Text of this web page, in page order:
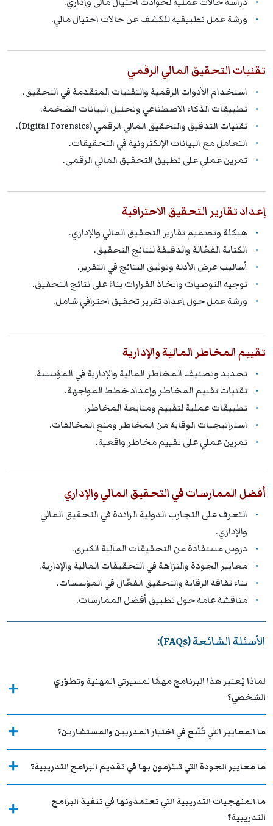
ورشة عمل تطبيقية للكشف عن حالات احتيال مالي.
تقنيات التحقيق المالي الرقمي
استخدام الأدوات الرقمية والتقنيات المتقدمة في التحقيق.
تطبيقات الذكاء الاصطناعي وتحليل البيانات الضخمة.
تقنيات التدقيق والتحقيق المالي الرقمي (Digital Forensics).
التعامل مع البيانات الإلكترونية في التحقيقات.
تمرين عملي على تطبيق التحقيق المالي الرقمي.
إعداد تقارير التحقيق الاحترافية
هيكلة وتصميم تقارير التحقيق المالي والإداري.
الكتابة الفعّالة والدقيقة لنتائج التحقيق.
أساليب عرض الأدلة وتوثيق النتائج في التقرير.
توجيه التوصيات واتخاذ القرارات بناءً على نتائج التحقيق.
ورشة عمل حول إعداد تقرير تحقيق احترافي شامل.
تقييم المخاطر المالية والإدارية
تحديد وتصنيف المخاطر المالية والإدارية في المؤسسة.
تقنيات تقييم المخاطر وإعداد خطط المواجهة.
تطبيقات عملية لتقييم ومتابعة المخاطر.
استراتيجيات الوقاية من المخاطر ومنع المخالفات.
تمرين عملي على تقييم مخاطر واقعية.
أفضل الممارسات في التحقيق المالي والإداري
التعرف على التجارب الدولية الرائدة في التحقيق المالي
والإداري.
دروس مستفادة من التحقيقات المالية الكبرى.
معايير الجودة والنزاهة في التحقيقات المالية والإدارية.
بناء ثقافة الرقابة والتحقيق الفعّال في المؤسسات.
مناقشة عامة حول تطبيق أفضل الممارسات.
الأسئلة الشائعة (FAQs):
لماذا يُعتبر هذا البرنامج مهمًا لمسيرتي المهنية وتطوّري
الشخصي؟
ما المعايير التي تُتّبع في اختيار المدربين والمستشارين؟
ما معايير الجودة التي تلتزمون بها في تقديم البرامج التدريبية؟
ما المنهجيات التدريبية التي تعتمدونها في تنفيذ البرامج
التدريبية؟